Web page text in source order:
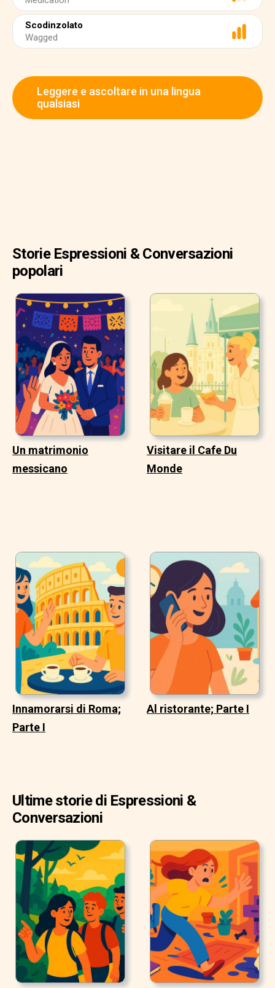
Scodinzolato
Wagged
Leggere e ascoltare in una lingua
qualsiasi
Storie Espressioni & Conversazioni
popolari
Un matrimonio
messicano
Visitare il Cafe Du
Monde
Innamorarsi di Roma;
Parte I
Al ristorante; Parte I
Ultime storie di Espressioni &
Conversazioni